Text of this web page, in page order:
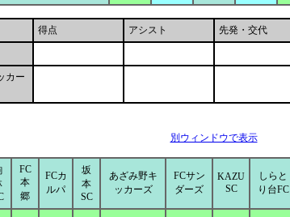
得点 アシスト 先発・交代
カー
別ウィンドウで表示
FC
本
郷
FCカ
ルパ
坂
本
SC
あざみ野キ
ッカーズ
FCサン
ダーズ
KAZU
SC
しらと
り台FC